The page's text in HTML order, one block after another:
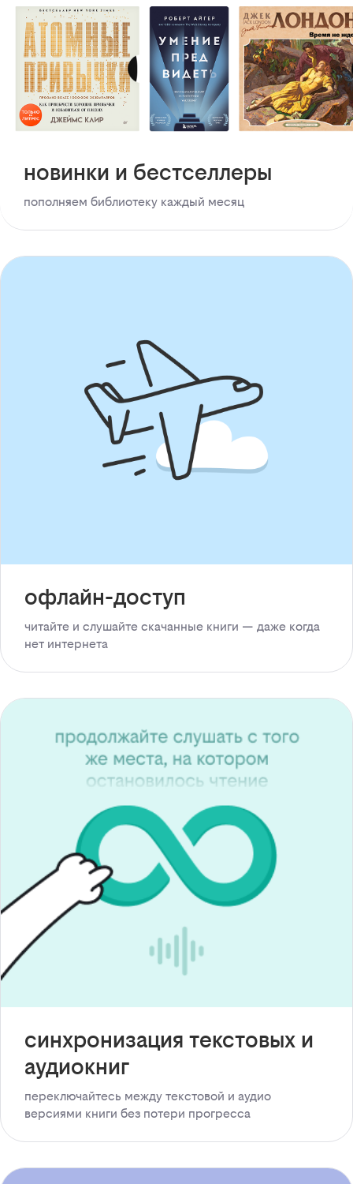
новинки и бестселлеры
пополняем библиотеку каждый месяц
офлайн-доступ
читайте и слушайте скачанные книги — даже когда
нет интернета
синхронизация текстовых и
аудиокниг
переключайтесь между текстовой и аудио
версиями книги без потери прогресса